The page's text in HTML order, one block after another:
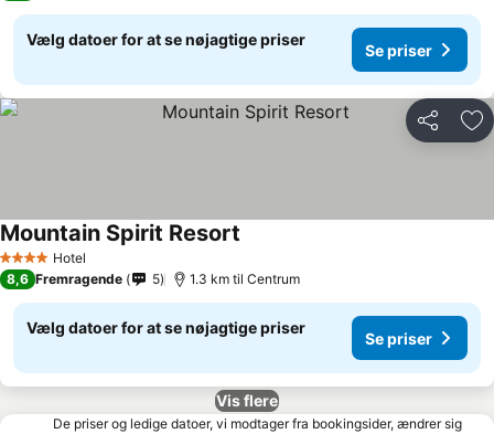
Vælg datoer for at se nøjagtige priser
Se priser
Del
4 StjernerHotel
Mountain Spirit Resort
8,6 Fremragende 5 1.3 km til Centrum
Vælg datoer for at se nøjagtige priser
Se priser
Vis flere
De priser og ledige datoer, vi modtager fra bookingsider, ændrer sig